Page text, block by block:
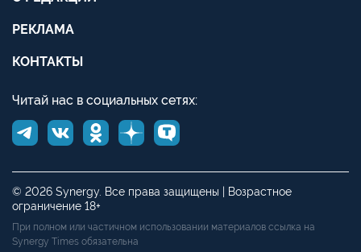
РЕКЛАМА
КОНТАКТЫ
Читай нас в социальных сетях:
© 2026 Synergy. Все права защищены | Возрастное
ограничение 18+
При полном или частичном использовании материалов ссылка на
Synergy Times обязательна